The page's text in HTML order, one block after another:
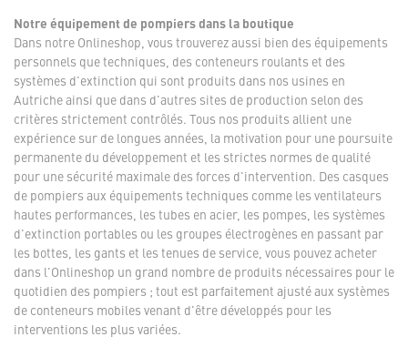
Notre équipement de pompiers dans la boutique
Dans notre Onlineshop, vous trouverez aussi bien des équipements
personnels que techniques, des conteneurs roulants et des
systèmes d'extinction qui sont produits dans nos usines en
Autriche ainsi que dans d'autres sites de production selon des
critères strictement contrôlés. Tous nos produits allient une
expérience sur de longues années, la motivation pour une poursuite
permanente du développement et les strictes normes de qualité
pour une sécurité maximale des forces d'intervention. Des casques
de pompiers aux équipements techniques comme les ventilateurs
hautes performances, les tubes en acier, les pompes, les systèmes
d'extinction portables ou les groupes électrogènes en passant par
les bottes, les gants et les tenues de service, vous pouvez acheter
dans l'Onlineshop un grand nombre de produits nécessaires pour le
quotidien des pompiers ; tout est parfaitement ajusté aux systèmes
de conteneurs mobiles venant d'être développés pour les
interventions les plus variées.